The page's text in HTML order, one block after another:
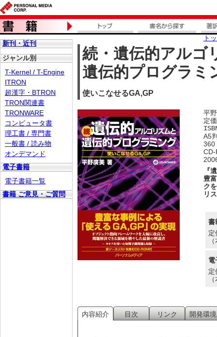
続・遺伝的アルゴ
遺伝的プログラミ
使いこなせるGA,GP
平
定
A5
360
CD-
『
豊
ク
リ
書
定
電
定
内容紹介 目次 リンク 開発環境
新刊・近刊
ジャンル別
T-Kernel / T-Engine
ITRON
超漢字・BTRON
TRON関連書
TRONWARE
コンピュータ書
理工書 / 専門書
一般書 / 読み物
オンデマンド
電子書籍
電子書籍一覧
書籍 ご意見・ご質問
ト